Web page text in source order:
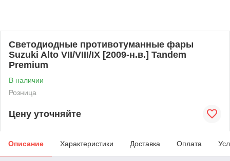
Светодиодные противотуманные фары
Suzuki Alto VII/VIII/IX [2009-н.в.] Tandem
Premium
В наличии
Розница
Цену уточняйте
Описание Характеристики Доставка Оплата